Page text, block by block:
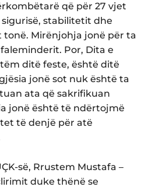
që për 27 vjet
stabilitetit dhe
Mirënjohja jonë për ta
Por, Dita e
ditë feste, është ditë
jonë sot nuk është ta
ata që sakrifikuan
jonë është të ndërtojmë
të denjë për atë
së, Rrustem Mustafa –
duke thënë se